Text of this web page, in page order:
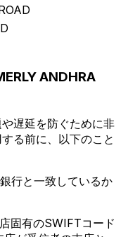
ANDHRA
遅延を防ぐために非
る前に、以下のこと
行と一致しているか
固有のSWIFTコード